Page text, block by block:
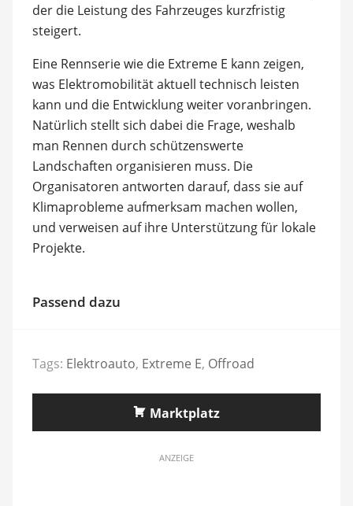
der die Leistung des Fahrzeuges kurzfristig
steigert.
Eine Rennserie wie die Extreme E kann zeigen,
was Elektromobilität aktuell technisch leisten
kann und die Entwicklung weiter voranbringen.
Natürlich stellt sich dabei die Frage, weshalb
man Rennen durch schützenswerte
Landschaften organisieren muss. Die
Organisatoren antworten darauf, dass sie auf
Klimaprobleme aufmerksam machen wollen,
und verweisen auf ihre Unterstützung für lokale
Projekte.
Passend dazu
Tags: Elektroauto, Extreme E, Offroad
Marktplatz
ANZEIGE